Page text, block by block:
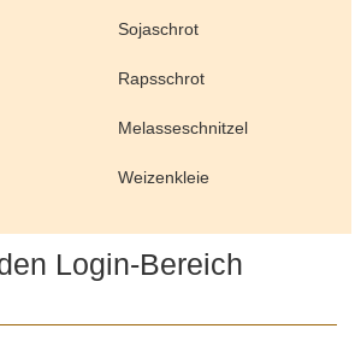
Sojaschrot
Rapsschrot
Melasseschnitzel
Weizenkleie
Login-Bereich